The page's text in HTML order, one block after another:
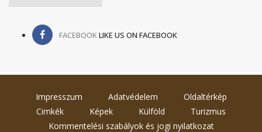
FACEBOOKLIKE US ON FACEBOOK
Impresszum Adatvédelem
Oldaltérkép
Cimkék
Képek Külföld
Turizmus
Kommentelési szabályok és jogi nyilatkozat